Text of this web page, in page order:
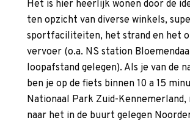
Het is hier heerlijk wonen door de
ten opzicht van diverse winkels,
sportfaciliteiten, het strand en het
vervoer (o.a. NS station
loopafstand gelegen). Als je van de
ben je op de fiets binnen 10 a 15
Nationaal Park Zuid-Kennemerland,
naar het in de buurt gelegen